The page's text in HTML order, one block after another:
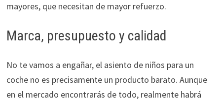
mayores, que necesitan de mayor refuerzo.
Marca, presupuesto y calidad
No te vamos a engañar, el asiento de niños para un
coche no es precisamente un producto barato. Aunque
en el mercado encontrarás de todo, realmente habrá